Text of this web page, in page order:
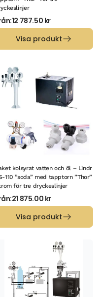
12 787.50 kr
Visa produkt
kolsyrat vatten och öl – Lindr
110 ”soda” med tapptorn ”Thor”
för tre dryckeslinjer
21 875.00 kr
Visa produkt